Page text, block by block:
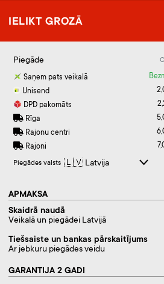
IELIKT GROZĀ
Piegāde
Saņem pats veikalā
Unisend
DPD pakomāts
Rīga
Rajonu centri
Rajoni
Piegādes valsts
APMAKSA
Skaidrā naudā
Veikalā un piegādei Latvijā
Tiešsaiste un bankas pārskaitījums
Ar jebkuru piegādes veidu
GARANTIJA 2 GADI